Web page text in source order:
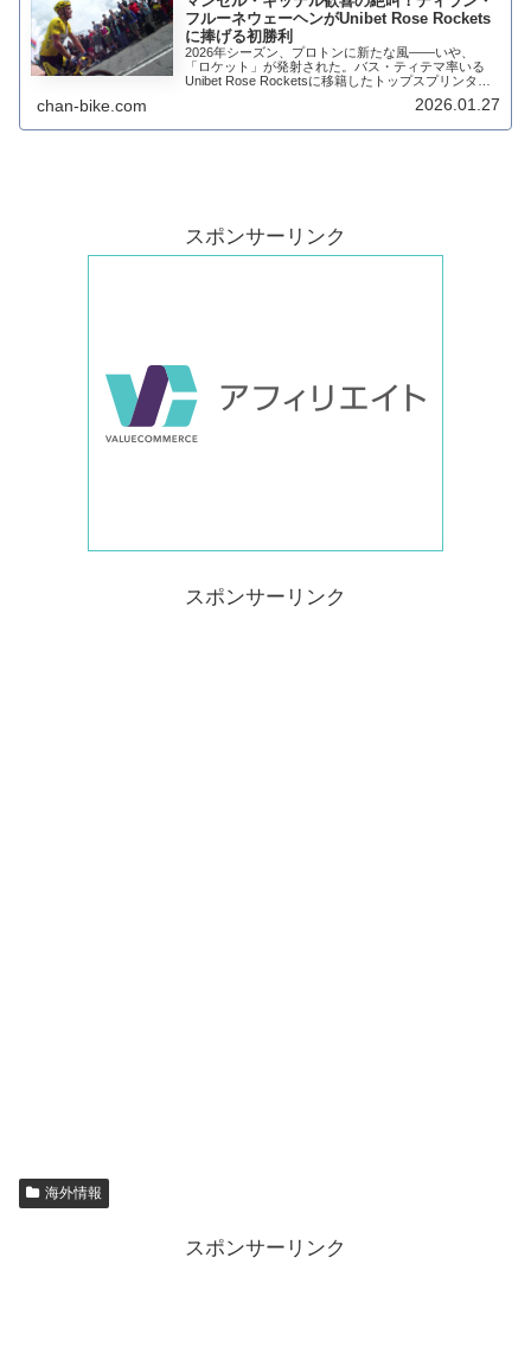
フルーネウェーヘンがUnibet Rose Rockets
に捧げる初勝利
2026年シーズン、プロトンに新たな風——いや、
「ロケット」が発射された。バス・ティテマ率いる
Unibet Rose Rocketsに移籍したトップスプリンタ
となるクラシカ・コムニタ・バレンシ...
chan-bike.com 2026.01.27
スポンサーリンク
スポンサーリンク
海外情報
スポンサーリンク